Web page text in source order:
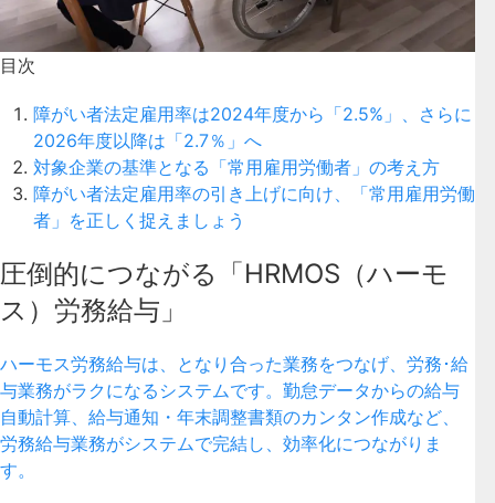
目次
障がい者法定雇用率は2024年度から「2.5%」、さらに
2026年度以降は「2.7％」へ
対象企業の基準となる「常用雇用労働者」の考え方
障がい者法定雇用率の引き上げに向け、「常用雇用労働
者」を正しく捉えましょう
圧倒的につながる「HRMOS（ハーモ
ス）労務給与」
ハーモス労務給与は、となり合った業務をつなげ、労務･給
与業務がラクになるシステムです。勤怠データからの給与
自動計算、給与通知・年末調整書類のカンタン作成など、
労務給与業務がシステムで完結し、効率化につながりま
す。